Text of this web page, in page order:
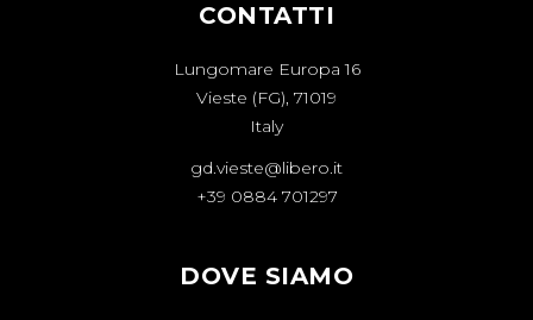
CONTATTI
Lungomare Europa 16
Vieste (FG), 71019
Italy
gd.vieste@libero.it
+39 0884 701297
DOVE SIAMO